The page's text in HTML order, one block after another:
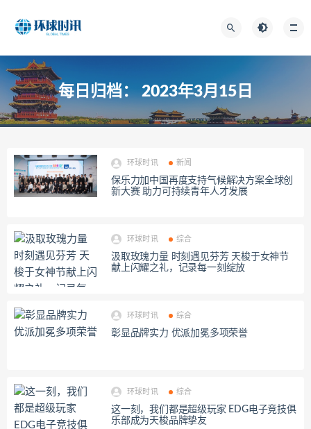
每日归档：2023年3月15日
环球时讯 新闻
保乐力加中国再度支持气候解决方案全球创
新大赛 助力可持续青年人才发展
环球时讯 综合
汲取玫瑰力量 时刻遇见芬芳 天梭于女神节
献上闪耀之礼，记录每一刻绽放
环球时讯 综合
彰显品牌实力 优派加冕多项荣誉
环球时讯 综合
这一刻，我们都是超级玩家 EDG电子竞技俱
乐部成为天梭品牌挚友